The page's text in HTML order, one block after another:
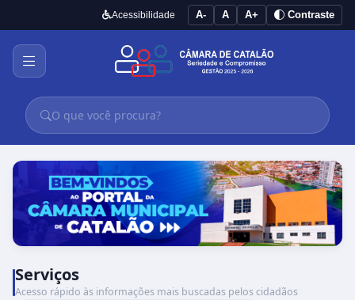
Acessibilidade A- A A+ Contraste
Serviços
Acesso rápido às informações mais buscadas pelos cidadãos